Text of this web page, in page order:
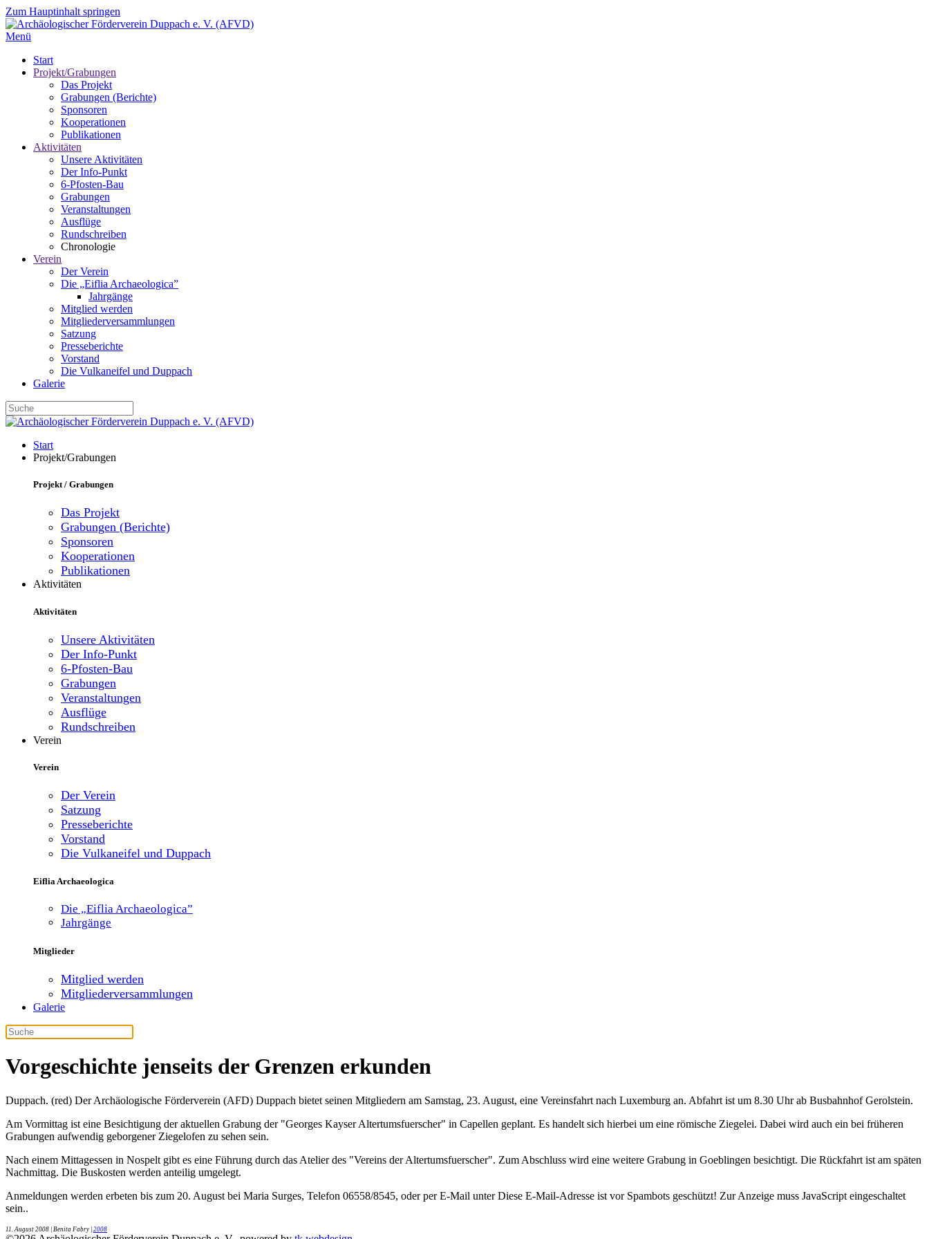
Zum Hauptinhalt springen
Menü
Start
Projekt/Grabungen
Das Projekt
Grabungen (Berichte)
Sponsoren
Kooperationen
Publikationen
Aktivitäten
Unsere Aktivitäten
Der Info-Punkt
6-Pfosten-Bau
Grabungen
Veranstaltungen
Ausflüge
Rundschreiben
Chronologie
Verein
Der Verein
Die „Eiflia Archaeologica”
Jahrgänge
Mitglied werden
Mitgliederversammlungen
Satzung
Presseberichte
Vorstand
Die Vulkaneifel und Duppach
Galerie
Start
Projekt/Grabungen
Projekt / Grabungen
Das Projekt
Grabungen (Berichte)
Sponsoren
Kooperationen
Publikationen
Aktivitäten
Aktivitäten
Unsere Aktivitäten
Der Info-Punkt
6-Pfosten-Bau
Grabungen
Veranstaltungen
Ausflüge
Rundschreiben
Verein
Verein
Der Verein
Satzung
Presseberichte
Vorstand
Die Vulkaneifel und Duppach
Eiflia Archaeologica
Die „Eiflia Archaeologica”
Jahrgänge
Mitglieder
Mitglied werden
Mitgliederversammlungen
Galerie
Vorgeschichte jenseits der Grenzen erkunden
Duppach. (red) Der Archäologische Förderverein (AFD) Duppach bietet seinen Mitgliedern am Samstag, 23. August, eine Vereinsfahrt nach Luxemburg an. Abfahrt ist um 8.30 Uhr ab Busbahnhof Gerolstein.
Am Vormittag ist eine Besichtigung der aktuellen Grabung der "Georges Kayser Altertumsfuerscher" in Capellen geplant. Es handelt sich hierbei um eine römische Ziegelei. Dabei wird auch ein bei früheren
Grabungen aufwendig geborgener Ziegelofen zu sehen sein.
Nach einem Mittagessen in Nospelt gibt es eine Führung durch das Atelier des "Vereins der Altertumsfuerscher". Zum Abschluss wird eine weitere Grabung in Goeblingen besichtigt. Die Rückfahrt ist am späten
Nachmittag. Die Buskosten werden anteilig umgelegt.
Anmeldungen werden erbeten bis zum 20. August bei Maria Surges, Telefon 06558/8545, oder per E-Mail unterDiese E-Mail-Adresse ist vor Spambots geschützt! Zur Anzeige muss JavaScript eingeschaltet
sein..
11. August 2008 | Benita Fabry | 2008